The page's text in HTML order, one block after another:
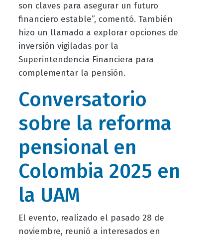
son claves para asegurar un futuro
financiero estable”, comentó. También
hizo un llamado a explorar opciones de
inversión vigiladas por la
Superintendencia Financiera para
complementar la pensión.
Conversatorio
sobre la reforma
pensional en
Colombia 2025 en
la UAM
El evento, realizado el pasado 28 de
noviembre, reunió a interesados en